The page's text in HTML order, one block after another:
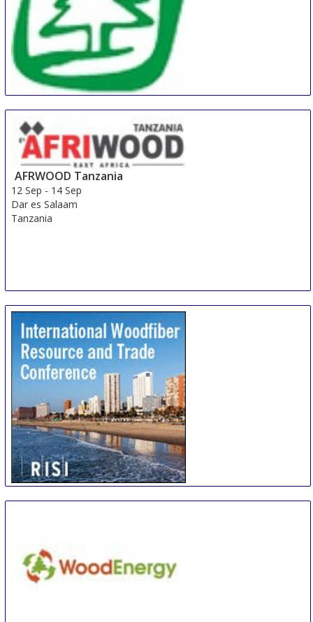
Irkutsk
Russian Federation
AFRWOOD Tanzania
12 Sep - 14 Sep
Dar es Salaam
Tanzania
International Woodfiber Resource and Trade
Conference
South Africa